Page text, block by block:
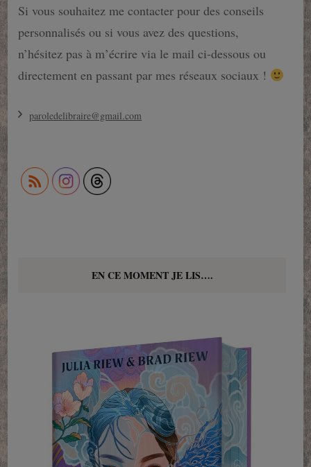
Si vous souhaitez me contacter pour des conseils
personnalisés ou si vous avez des questions,
n’hésitez pas à m’écrire via le mail ci-dessous ou
directement en passant par mes réseaux sociaux !
paroledelibraire@gmail.com
EN CE MOMENT JE LIS….